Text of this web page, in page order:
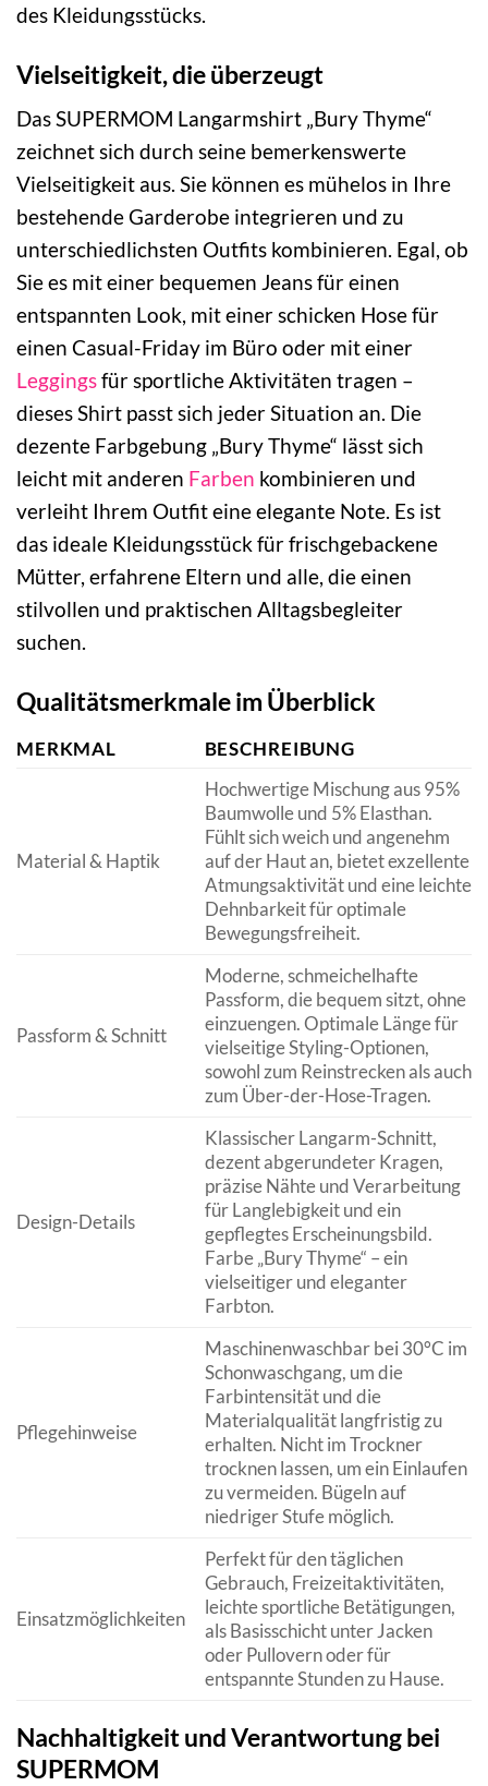
des Kleidungsstücks.
Vielseitigkeit, die überzeugt
Das SUPERMOM Langarmshirt „Bury Thyme“
zeichnet sich durch seine bemerkenswerte
Vielseitigkeit aus. Sie können es mühelos in Ihre
bestehende Garderobe integrieren und zu
unterschiedlichsten Outfits kombinieren. Egal, ob
Sie es mit einer bequemen Jeans für einen
entspannten Look, mit einer schicken Hose für
einen Casual-Friday im Büro oder mit einer
Leggingsfür sportliche Aktivitäten tragen –
dieses Shirt passt sich jeder Situation an. Die
dezente Farbgebung „Bury Thyme“ lässt sich
leicht mit anderen Farben kombinieren und
verleiht Ihrem Outfit eine elegante Note. Es ist
das ideale Kleidungsstück für frischgebackene
Mütter, erfahrene Eltern und alle, die einen
stilvollen und praktischen Alltagsbegleiter
suchen.
Qualitätsmerkmale im Überblick
MERKMAL BESCHREIBUNG
Material & Haptik
Hochwertige Mischung aus 95%
Baumwolle und 5% Elasthan.
Fühlt sich weich und angenehm
auf der Haut an, bietet exzellente
Atmungsaktivität und eine leichte
Dehnbarkeit für optimale
Bewegungsfreiheit.
Passform & Schnitt
Moderne, schmeichelhafte
Passform, die bequem sitzt, ohne
einzuengen. Optimale Länge für
vielseitige Styling-Optionen,
sowohl zum Reinstrecken als auch
zum Über-der-Hose-Tragen.
Design-Details
Klassischer Langarm-Schnitt,
dezent abgerundeter Kragen,
präzise Nähte und Verarbeitung
für Langlebigkeit und ein
gepflegtes Erscheinungsbild.
Farbe „Bury Thyme“ – ein
vielseitiger und eleganter
Farbton.
Pflegehinweise
Maschinenwaschbar bei 30°C im
Schonwaschgang, um die
Farbintensität und die
Materialqualität langfristig zu
erhalten. Nicht im Trockner
trocknen lassen, um ein Einlaufen
zu vermeiden. Bügeln auf
niedriger Stufe möglich.
Einsatzmöglichkeiten
Perfekt für den täglichen
Gebrauch, Freizeitaktivitäten,
leichte sportliche Betätigungen,
als Basisschicht unter Jacken
oder Pullovern oder für
entspannte Stunden zu Hause.
Nachhaltigkeit und Verantwortung bei
SUPERMOM